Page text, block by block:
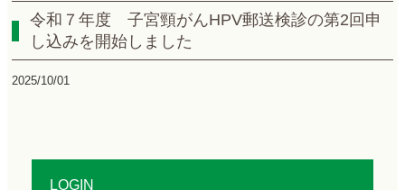
令和７年度 子宮頸がんHPV郵送検診の第2回申
し込みを開始しました
2025/10/01
LOGIN